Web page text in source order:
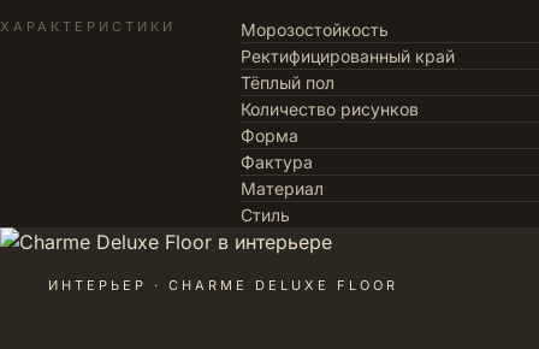
ХАРАКТЕРИСТИКИ
Морозостойкость
Ректифицированный край
Тёплый пол
Количество рисунков
Форма
Фактура
Материал
Стиль
ИНТЕРЬЕР · CHARME DELUXE FLOOR